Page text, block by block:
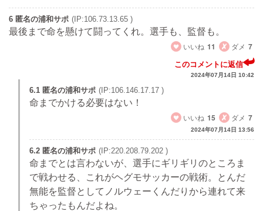
6 匿名の浦和サポ (IP:106.73.13.65 )
最後まで命を懸けて闘ってくれ。選手も、監督も。
いいね 11 ダメ 7
このコメントに返信
2024年07月14日 10:42
6.1 匿名の浦和サポ (IP:106.146.17.17 )
命までかける必要はない！
いいね 15 ダメ 7
2024年07月14日 13:56
6.2 匿名の浦和サポ (IP:220.208.79.202 )
命までとは言わないが、選手にギリギリのところま
で戦わせる、これがヘグモサッカーの戦術。とんだ
無能を監督としてノルウェーくんだりから連れて来
ちゃったもんだよね。